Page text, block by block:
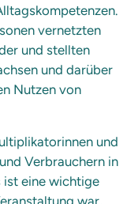
vernetzten
und stellten
und darüber
Nutzen von
und
Verbrauchern in
ist eine wichtige
war,